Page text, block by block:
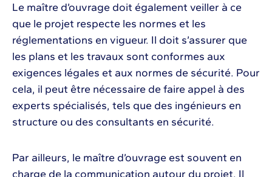
Le maître d’ouvrage doit également veiller à ce
que le projet respecte les normes et les
réglementations en vigueur. Il doit s’assurer que
les plans et les travaux sont conformes aux
exigences légales et aux normes de sécurité. Pour
cela, il peut être nécessaire de faire appel à des
experts spécialisés, tels que des ingénieurs en
structure ou des consultants en sécurité.
Par ailleurs, le maître d’ouvrage est souvent en
charge de la communication autour du projet. Il